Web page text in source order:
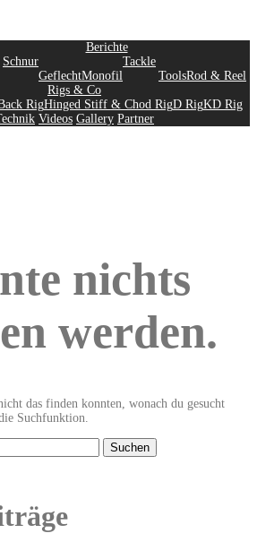
Berichte
Schnur
GeflechtMonofil
Tackle
ToolsRod & Reel
Rigs & Co
RigHinged Stiff & Chod RigD RigKD Rig
Videos Gallery Partner
nichts
werden.
das finden konnten, wonach du gesucht
Suchfunktion.